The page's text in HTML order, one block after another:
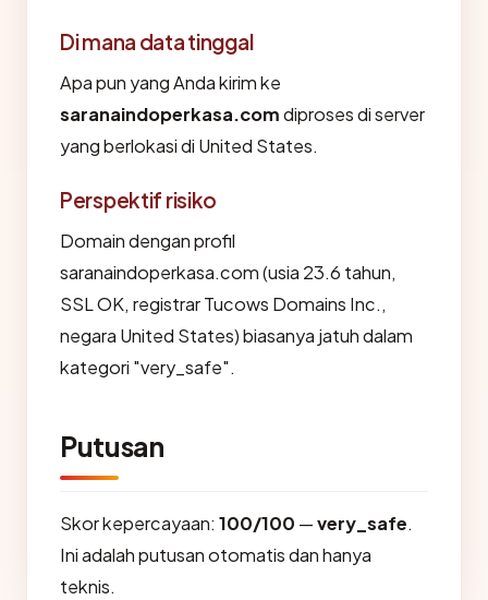
Di mana data tinggal
Apa pun yang Anda kirim ke
saranaindoperkasa.comdiproses di server
yang berlokasi di United States.
Perspektif risiko
Domain dengan profil
saranaindoperkasa.com (usia 23.6 tahun,
SSL OK, registrar Tucows Domains Inc.,
negara United States) biasanya jatuh dalam
kategori "very_safe".
Putusan
Skor kepercayaan: 100/100 —very_safe.
Ini adalah putusan otomatis dan hanya
teknis.